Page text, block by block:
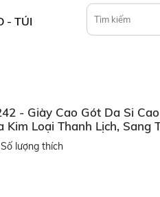
- TÚI
- Giày Cao Gót Da Si
Kim Loại Thanh Lịch, Sang
Số lượng thích